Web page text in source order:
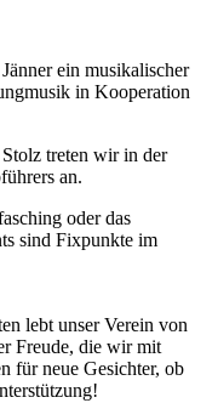
ein musikalischer
in Kooperation
treten wir in der
an.
oder das
sind Fixpunkte im
lebt unser Verein von
Freude, die wir mit
für neue Gesichter, ob